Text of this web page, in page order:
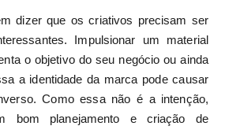
dizer que os criativos precisam ser
Impulsionar um material
o objetivo do seu negócio ou ainda
a identidade da marca pode causar
Como essa não é a intenção,
bom planejamento e criação de